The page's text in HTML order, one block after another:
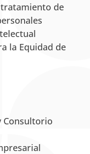
de
la Equidad de
Consultorio